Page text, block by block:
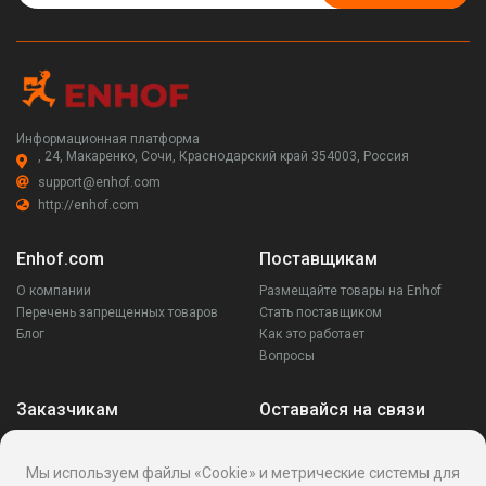
Информационная платформа
, 24, Макаренко, Сочи, Краснодарский край 354003, Россия
support@enhof.com
http://enhof.com
Enhof.com
О компании
Перечень запрещенных товаров
Блог
Поставщикам
Размещайте товары на Enhof
Стать поставщиком
Как это работает
Вопросы
Заказчикам Оставайся на связи
Мы используем файлы «Cookie» и метрические системы для